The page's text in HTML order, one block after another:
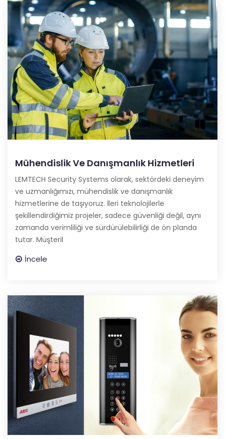
Mühendislik Ve Danışmanlık Hizmetleri
LEMTECH Security Systems olarak, sektördeki deneyim
ve uzmanlığımızı, mühendislik ve danışmanlık
hizmetlerine de taşıyoruz. İleri teknolojilerle
şekillendirdiğimiz projeler, sadece güvenliği değil, aynı
zamanda verimliliği ve sürdürülebilirliği de ön planda
tutar. Müşteril
İncele